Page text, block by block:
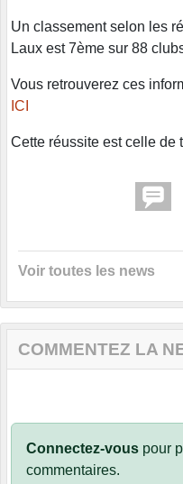
Un classement selon les
Laux est 7ème sur 88
Vous retrouverez ces
ICI
Cette réussite est celle de
Voir toutes les news
COMMENTEZ LA
Connectez-vous pour
commentaires.